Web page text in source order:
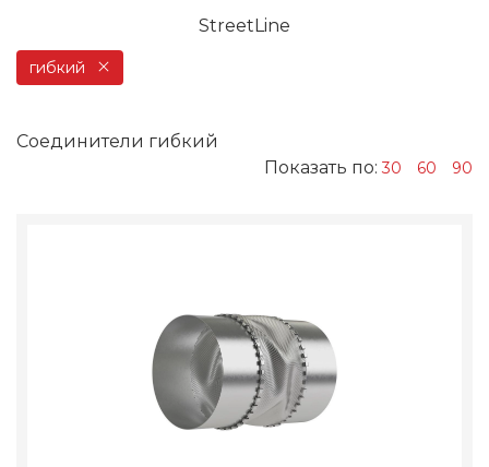
StreetLine
гибкий
Соединители гибкий
Показать по:30 60 90